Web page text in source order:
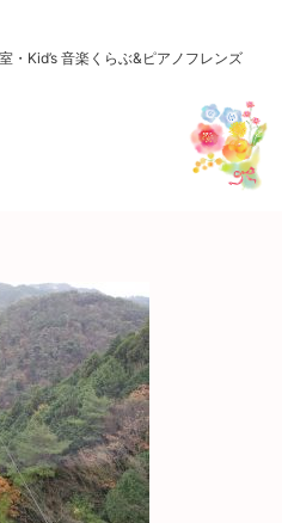
・Kid’s 音楽くらぶ&ピアノフレンズ